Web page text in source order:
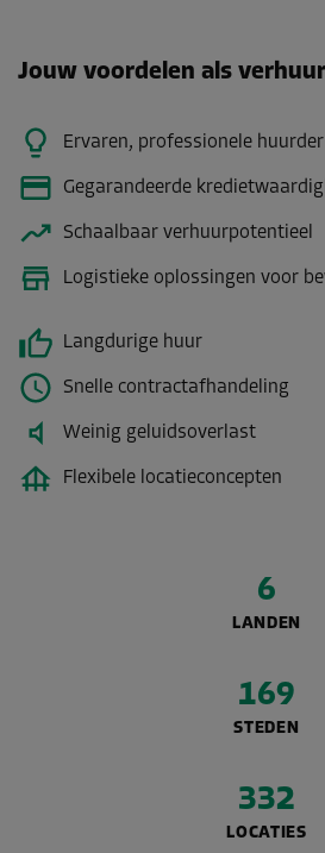
Jouw voordelen als
Ervaren, professionele huurder
Gegarandeerde
Schaalbaar verhuurpotentieel
Logistieke oplossingen voor
Langdurige huur
Snelle contractafhandeling
Weinig geluidsoverlast
Flexibele locatieconcepten
6
LANDEN
169
STEDEN
332
LOCATIES